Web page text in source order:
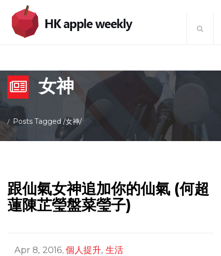
女神
Posts Tagged/女神/
跟仙氣女神追加你的仙氣 (何超
蓮陳芷瑩盤菜瑩子)
Apr 8, 2016, 個人提升, 生活